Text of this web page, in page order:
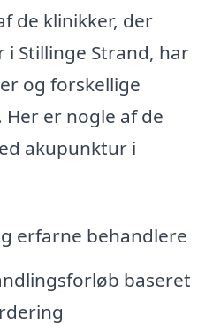
de klinikker, der
Stillinge Strand, har
og forskellige
er nogle af de
akupunktur i
erfarne behandlere
baseret